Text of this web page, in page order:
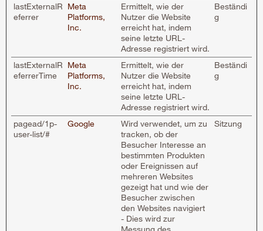
lastExternalR
eferrer
Meta
Platforms,
Inc.
Ermittelt, wie der
Nutzer die Website
erreicht hat, indem
seine letzte URL-
Adresse registriert wird.
Beständi
g
lastExternalR
eferrerTime
Meta
Platforms,
Inc.
Ermittelt, wie der
Nutzer die Website
erreicht hat, indem
seine letzte URL-
Adresse registriert wird.
Beständi
g
pagead/1p-
user-list/#
Google
Wird verwendet, um zu
tracken, ob der
Besucher Interesse an
bestimmten Produkten
oder Ereignissen auf
mehreren Websites
gezeigt hat und wie der
Besucher zwischen
den Websites navigiert
- Dies wird zur
Messung des
Sitzung